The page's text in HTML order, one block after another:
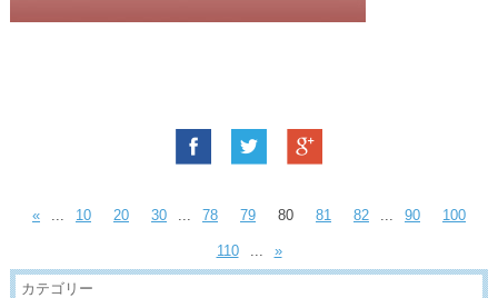
« ... 10 20 30 ... 78 79 80 81 82 ... 90 100
110 ... »
カテゴリー